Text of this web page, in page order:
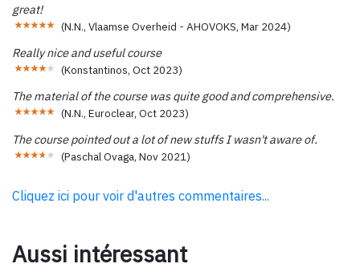
great!
(N.N., Vlaamse Overheid - AHOVOKS, Mar 2024)
Really nice and useful course
(Konstantinos, Oct 2023)
The material of the course was quite good and comprehensive.
(N.N., Euroclear, Oct 2023)
The course pointed out a lot of new stuffs I wasn't aware of.
(Paschal Ovaga, Nov 2021)
Cliquez ici pour voir d'autres commentaires...
Aussi intéressant